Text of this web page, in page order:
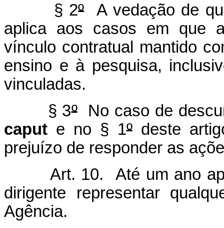
§ 2ºA vedação de
aplica aos casos em que
vínculo contratual mantido
ensino e à pesquisa,
vinculadas.
§ 3ºNo caso de
caput e no § 1ºdeste
prejuízo de responder as
Art. 10. Até um ano
dirigente representar
Agência.